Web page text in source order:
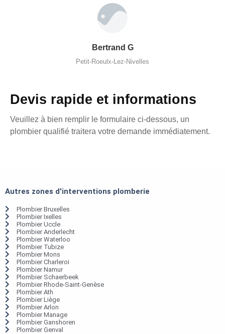
Bertrand G
Petit-Roeulx-Lez-Nivelles
Devis rapide et informations
Veuillez à bien remplir le formulaire ci-dessous, un
plombier qualifié traitera votre demande immédiatement.
Autres zones d'interventions plomberie
Plombier Bruxelles
Plombier Ixelles
Plombier Uccle
Plombier Anderlecht
Plombier Waterloo
Plombier Tubize
Plombier Mons
Plombier Charleroi
Plombier Namur
Plombier Schaerbeek
Plombier Rhode-Saint-Genèse
Plombier Ath
Plombier Liège
Plombier Arlon
Plombier Manage
Plombier Ganshoren
Plombier Genval